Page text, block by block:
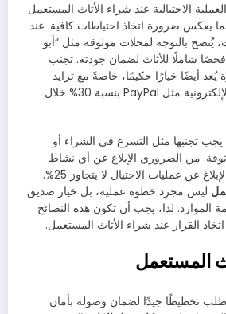
الاحتيالية عند شراء الأثاث المستعمل
حوالي 15%، مما يعكس ضرورة اتخاذ احتياطات كافية. عند
يُنصح بالتوجه لمحلات موثوقة مثل “أبو
شاملًا للأثاث لضمان جودته. تجنب
يُعد أيضًا خيارًا حكيمًا، خاصةً مع تزايد
استخدام وسائل الدفع الإلكترونية مثل PayPal بنسبة 30% خلال
تجنبها مثل التسرع في الشراء أو
من الضروري الإبلاغ عن أي نشاط
عن عمليات الاحتيال لا يتجاوز 25%.
ليس مجرد خطوة عملية، بل خيار صديق
الموارد. لذا، يجب أن تكون هذه النصائح
القرار عند شراء الأثاث المستعمل.
المستعمل
تخطيطًا جيدًا لضمان وصوله بأمان